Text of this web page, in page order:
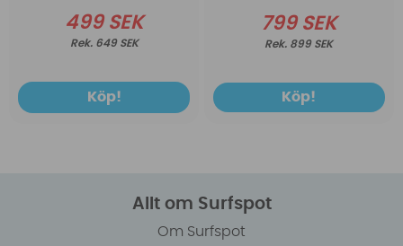
499 SEK
649 SEK
Köp!
799 SEK
899 SEK
Köp!
Allt om Surfspot
Om Surfspot